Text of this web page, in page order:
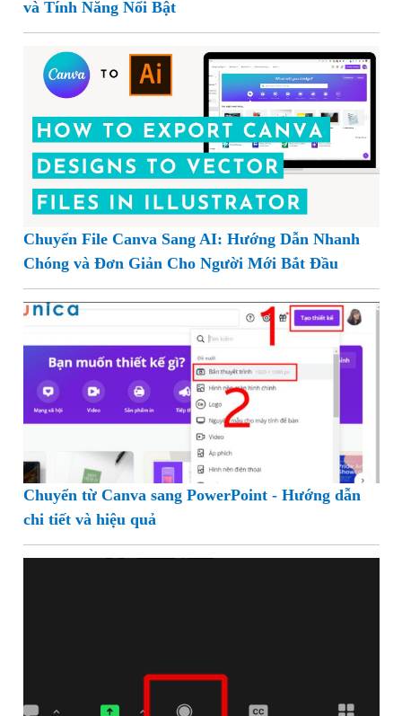
và Tính Năng Nổi Bật
Chuyển File Canva Sang AI: Hướng Dẫn Nhanh
Chóng và Đơn Giản Cho Người Mới Bắt Đầu
Chuyển từ Canva sang PowerPoint - Hướng dẫn
chi tiết và hiệu quả